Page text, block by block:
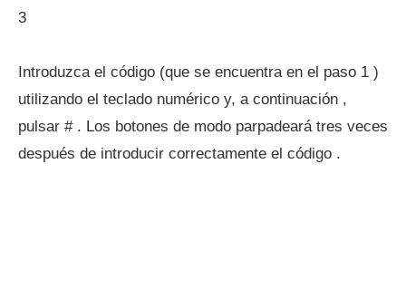
3
Introduzca el código (que se encuentra en el paso 1 )
utilizando el teclado numérico y, a continuación ,
pulsar # . Los botones de modo parpadeará tres veces
después de introducir correctamente el código .